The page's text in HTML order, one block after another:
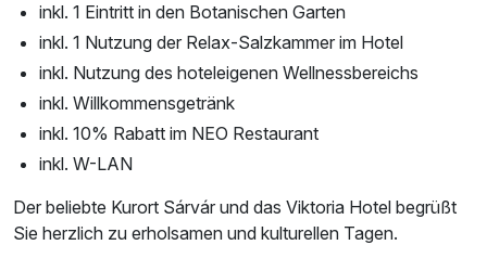
inkl. 1 Eintritt in den Botanischen Garten
inkl. 1 Nutzung der Relax-Salzkammer im Hotel
inkl. Nutzung des hoteleigenen Wellnessbereichs
inkl. Willkommensgetränk
inkl. 10% Rabatt im NEO Restaurant
inkl. W-LAN
Der beliebte Kurort Sárvár und das Viktoria Hotel begrüßt
Sie herzlich zu erholsamen und kulturellen Tagen.